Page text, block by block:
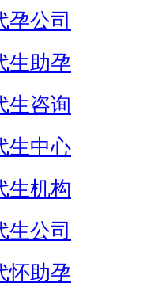
孕公司
生助孕
生咨询
生中心
生机构
生公司
怀助孕